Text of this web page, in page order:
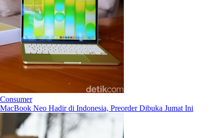
Consumer
MacBook Neo Hadir di Indonesia, Preorder Dibuka Jumat Ini